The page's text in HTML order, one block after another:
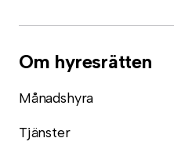
Om hyresrätten
Månadshyra
Tjänster